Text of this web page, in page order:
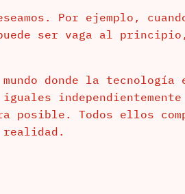
Por ejemplo,
ser vaga al
donde la
posible. Todos ellos